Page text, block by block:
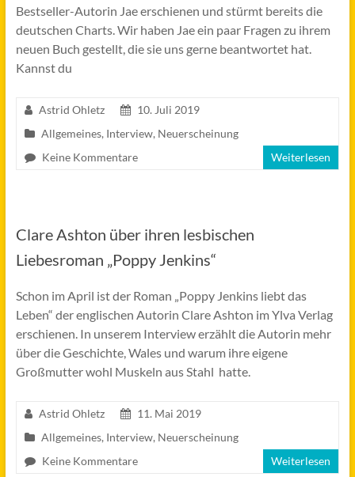
Bestseller-Autorin Jae erschienen und stürmt bereits die
deutschen Charts. Wir haben Jae ein paar Fragen zu ihrem
neuen Buch gestellt, die sie uns gerne beantwortet hat.
Kannst du
Astrid Ohletz
10. Juli 2019
Allgemeines, Interview, Neuerscheinung
Keine Kommentare
Weiterlesen
Clare Ashton über ihren lesbischen
Liebesroman „Poppy Jenkins“
Schon im April ist der Roman „Poppy Jenkins liebt das
Leben“ der englischen Autorin Clare Ashton im Ylva Verlag
erschienen. In unserem Interview erzählt die Autorin mehr
über die Geschichte, Wales und warum ihre eigene
Großmutter wohl Muskeln aus Stahl hatte.
Astrid Ohletz
11. Mai 2019
Allgemeines, Interview, Neuerscheinung
Keine Kommentare
Weiterlesen